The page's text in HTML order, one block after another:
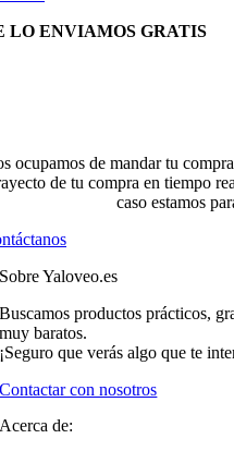
LO ENVIAMOS GRATIS
ocupamos de mandar tu
de tu compra en tiempo
caso estamos
Sobre Yaloveo.es
Buscamos productos prácticos,
muy baratos.
¡Seguro que verás algo que te
Contactar con nosotros
Acerca de: